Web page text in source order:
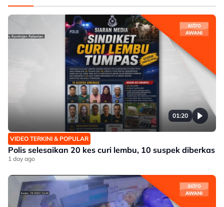
01:20
VIDEO TERKINI & POPULAR
Polis selesaikan 20 kes curi lembu, 10 suspek diberkas
1 day ago